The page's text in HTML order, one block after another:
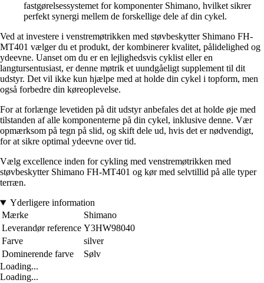
fastgørelsessystemet for komponenter Shimano, hvilket sikrer
perfekt synergi mellem de forskellige dele af din cykel.
Ved at investere i venstremøtrikken med støvbeskytter Shimano FH-
MT401 vælger du et produkt, der kombinerer kvalitet, pålidelighed og
ydeevne. Uanset om du er en lejlighedsvis cyklist eller en
langtursentusiast, er denne møtrik et uundgåeligt supplement til dit
udstyr. Det vil ikke kun hjælpe med at holde din cykel i topform, men
også forbedre din køreoplevelse.
For at forlænge levetiden på dit udstyr anbefales det at holde øje med
tilstanden af alle komponenterne på din cykel, inklusive denne. Vær
opmærksom på tegn på slid, og skift dele ud, hvis det er nødvendigt,
for at sikre optimal ydeevne over tid.
Vælg excellence inden for cykling med venstremøtrikken med
støvbeskytter Shimano FH-MT401 og kør med selvtillid på alle typer
terræn.
Yderligere information
Mærke
Shimano
Leverandør reference Y3HW98040
Farve
silver
Dominerende farve
Sølv
Loading...
Loading...